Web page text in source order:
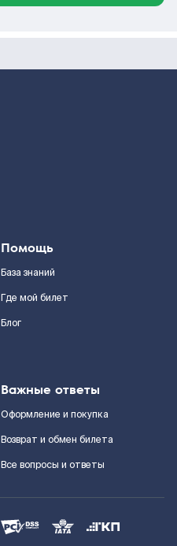
Помощь
База знаний
Где мой билет
Блог
Важные ответы
Оформление и покупка
Возврат и обмен билета
Все вопросы и ответы